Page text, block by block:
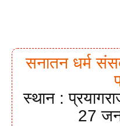
सनातन धर्म
स्थान :
27